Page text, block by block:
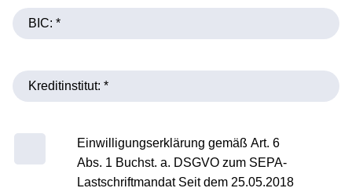
Einwilligungserklärung gemäß Art. 6
Abs. 1 Buchst. a. DSGVO zum SEPA-
Lastschriftmandat Seit dem 25.05.2018